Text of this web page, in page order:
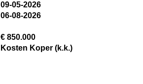
09-05-2026
06-08-2026
€ 850.000
Kosten Koper (k.k.)